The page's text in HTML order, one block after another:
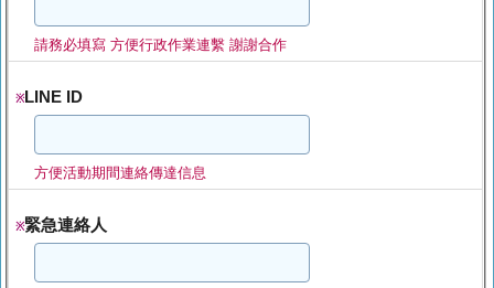
請務必填寫 方便行政作業連繫 謝謝合作
※LINE ID
方便活動期間連絡傳達信息
※緊急連絡人